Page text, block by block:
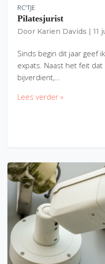
RC'TJE
Pilatesjurist
Door Karien Davids 11
Sinds begin dit jaar geef
expats. Naast het feit
bijverdient,…
Lees verder »